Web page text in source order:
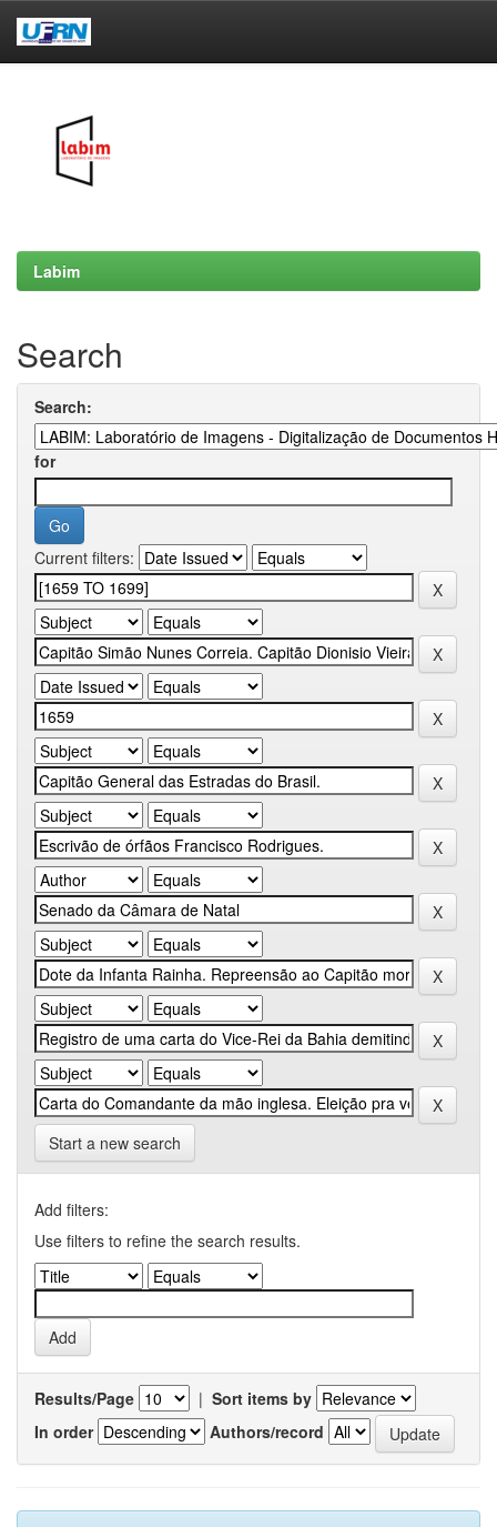
Labim
Search
Search:
for
Current filters:
Start a new search
Add filters:
Use filters to refine the search results.
Results/Page | Sort items by
In order
Authors/record